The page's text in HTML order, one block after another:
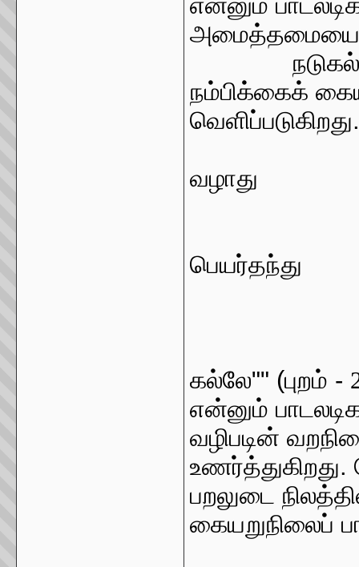
அமைத்தமையை
நம்பிக்கைக்
வெளிப்படுகிறது.
வழாது
பெயர்தந்து
கல்லே"" (புறம் -
என்னும்
வழிபடின்
பறலுடை
கையறுநிலைப்